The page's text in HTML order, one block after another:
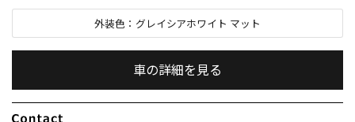
外装色： グレイシアホワイト マット
車の詳細を見る